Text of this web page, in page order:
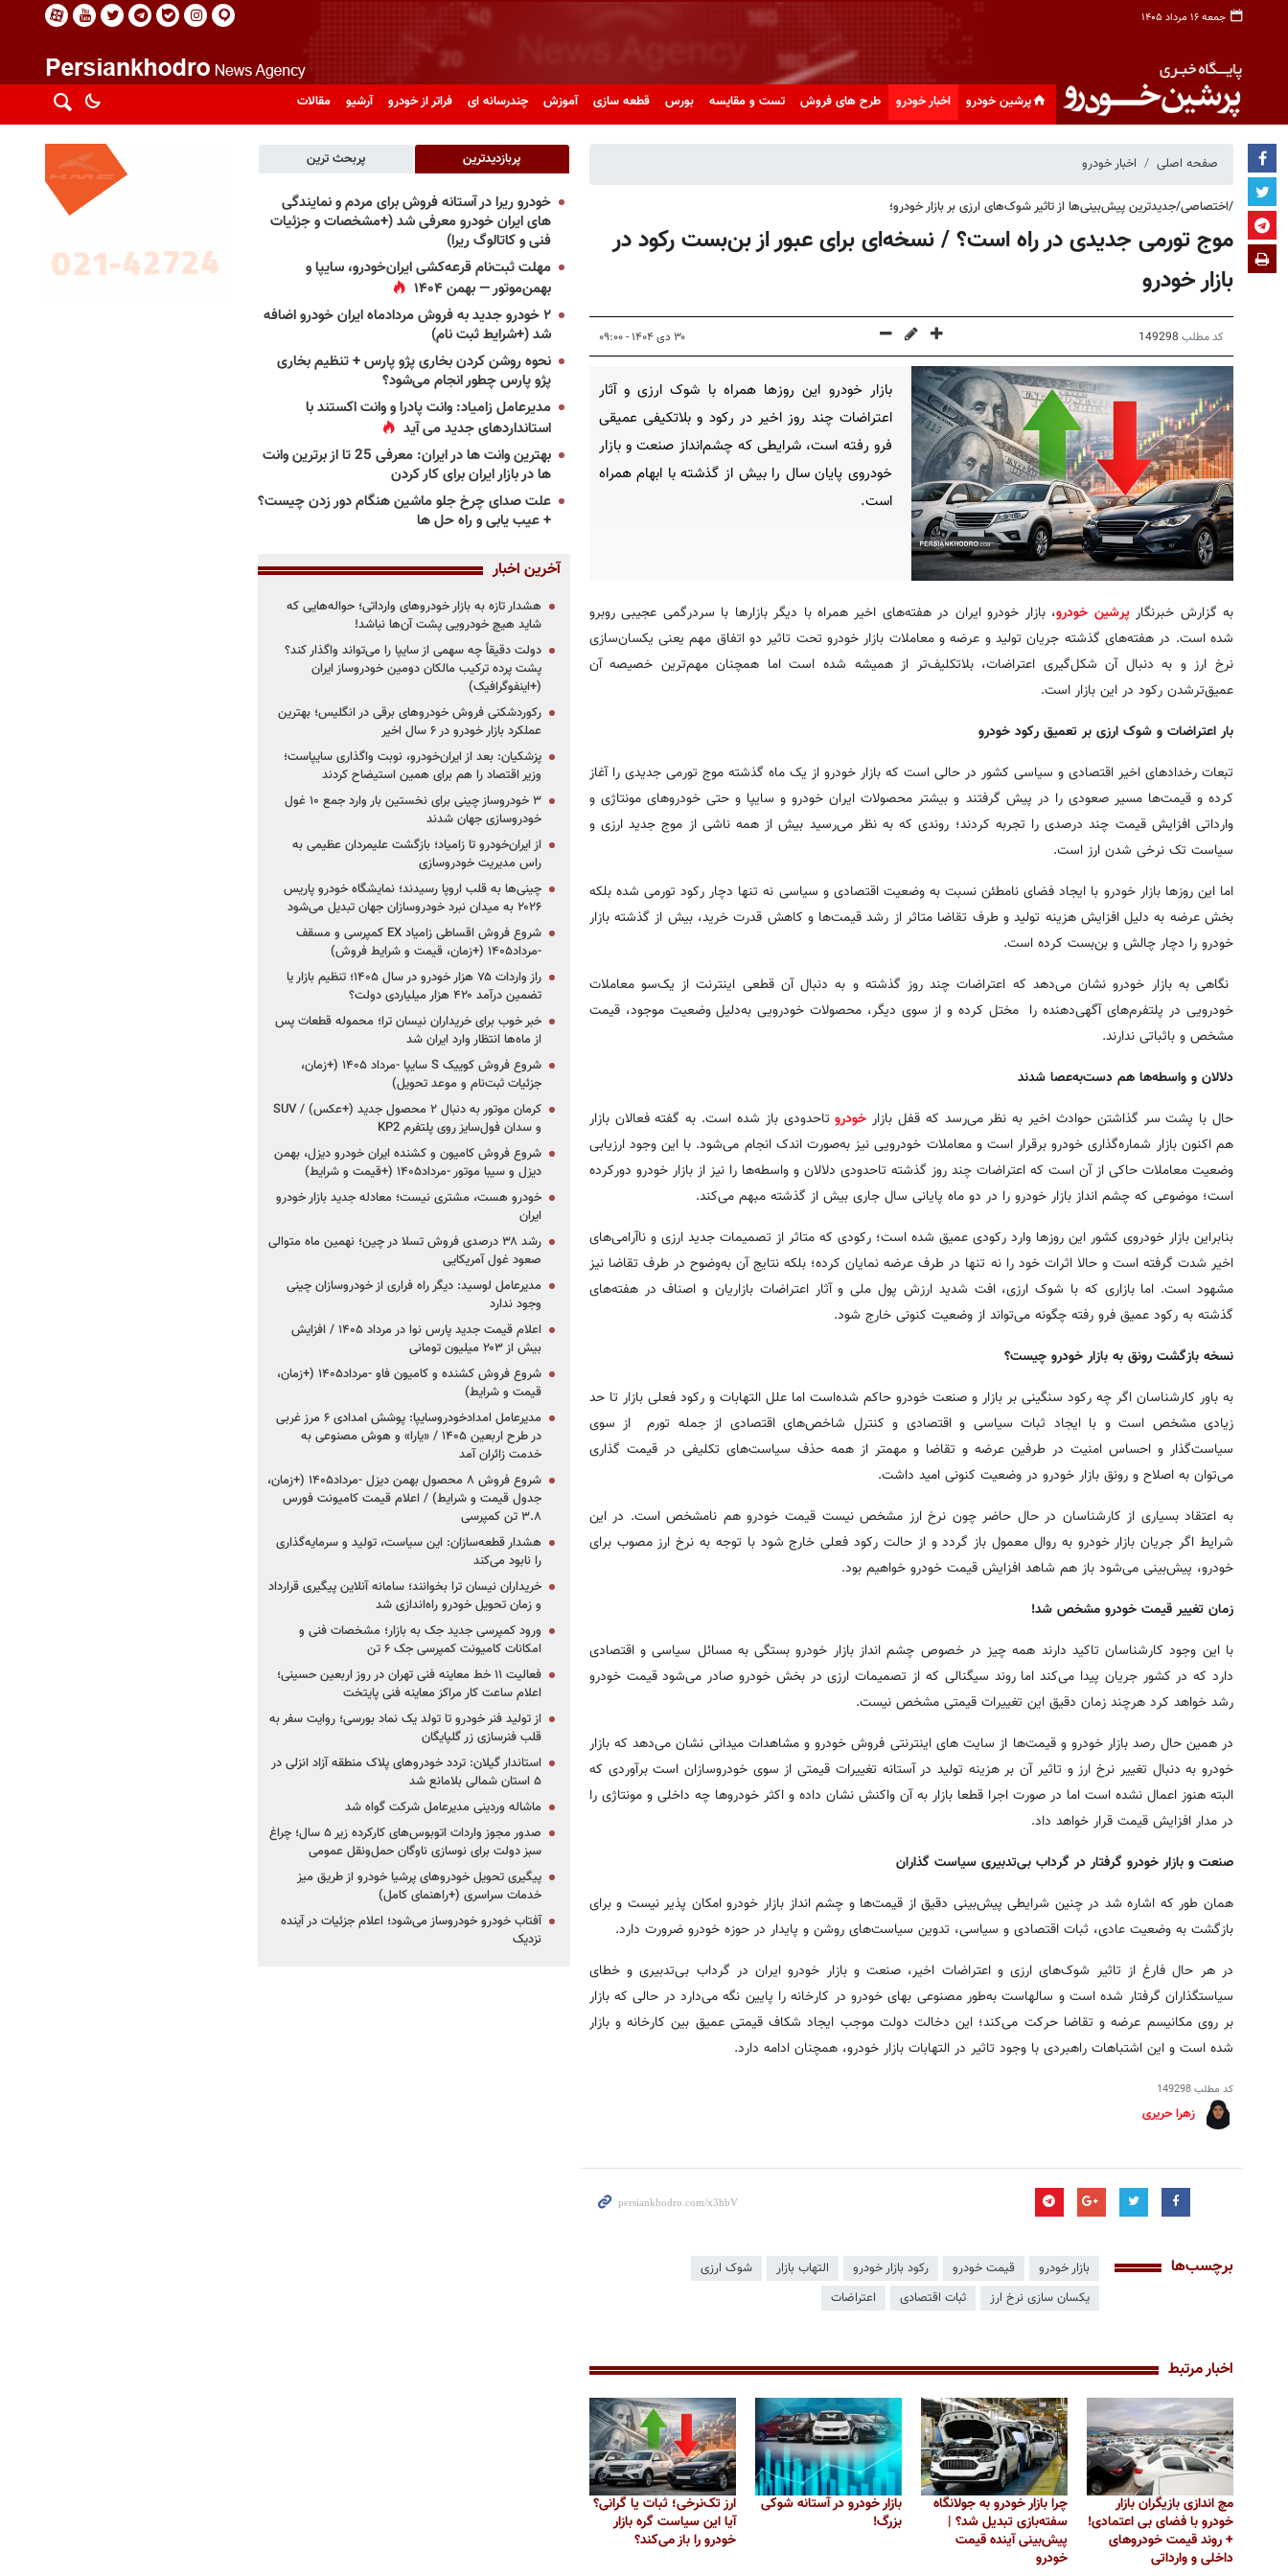
جمعه ۱۶ مرداد ۱۴۰۵
پرشین خودرو اخبار خودرو طرح های فروش تست و مقایسه بورس قطعه سازی آموزش چندرسانه ای فراتر از خودرو آرشیو مقالات
صفحه اصلی اخبار خودرو
/اختصاصی/جدیدترین پیش‌بینی‌ها از تاثیر شوک‌های ارزی بر بازار خودرو؛
موج تورمی جدیدی در راه است؟ / نسخه‌ای برای عبور از بن‌بست رکود در
بازار خودرو
کد مطلب 149298 ۳۰ دی ۱۴۰۴ - ۰۹:۰۰
بازار خودرو این روزها همراه با شوک ارزی و آثار
اعتراضات چند روز اخیر در رکود و بلاتکیفی عمیقی
فرو رفته است، شرایطی که چشم‌انداز صنعت و بازار
خودروی پایان سال‌ را بیش از گذشته با ابهام همراه
است.
به گزارش خبرنگارپرشین خودرو، بازار خودرو ایران در هفته‌های اخیر همراه با دیگر بازارها با سردرگمی عجیبی روبرو
شده ‌است. در هفته‌های گذشته جریان تولید و عرضه و معاملات بازار خودرو تحت‌ تاثیر دو اتفاق مهم یعنی یکسان‌سازی
نرخ ارز و به دنبال آن شکل‌گیری اعتراضات، بلاتکلیف‌تر از همیشه شده است اما همچنان مهم‌ترین خصیصه آن
عمیق‌ترشدن رکود در این بازار است.
بار اعتراضات و شوک ارزی بر تعمیق رکود خودرو
تبعات رخدادهای اخیر اقتصادی و سیاسی کشور در حالی است که بازار خودرو از یک ماه گذشته موج تورمی جدیدی را آغاز
کرده و قیمت‌ها ‌مسیر صعودی را در پیش گرفتند و بیشتر محصولات ایران خودرو و سایپا و حتی خودروهای مونتاژی و
وارداتی افزایش قیمت چند درصدی را تجربه کردند؛ روندی که به نظر می‌رسید بیش از همه ناشی از موج جدید ارزی و
سیاست تک نرخی شدن ارز است.
اما این روزها بازار خودرو با ایجاد فضای نامطئن نسبت به وضعیت اقتصادی و سیاسی نه تنها دچار رکود تورمی شده بلکه
بخش عرضه به دلیل افزایش هزینه تولید و طرف تقاضا متاثر از رشد قیمت‌ها و کاهش قدرت خرید، بیش از گذشته بازار
خودرو را دچار چالش و بن‌بست کرده است.
نگاهی به بازار خودرو نشان می‌دهد که اعتراضات چند روز گذشته و به دنبال آن قطعی اینترنت از یک‌سو معاملات
خودرویی در پلتفرم‌های آگهی‌دهنده را مختل‌ کرده و از سوی دیگر، محصولات خودرویی به‌دلیل وضعیت موجود، قیمت
مشخص و باثباتی ندارند.
دلالان و واسطه‌ها هم دست‌به‌عصا شدند
حال با پشت سر گذاشتن حوادث اخیر به نظر می‌رسد که قفل بازار خودروتاحدودی باز شده است. به گفته فعالان بازار
هم اکنون بازار شماره‌گذاری خودرو برقرار است و معاملات خودرویی نیز به‌صورت اندک انجام می‌شود. با این وجود ارزیابی
وضعیت معاملات حاکی از آن است که اعتراضات چند روز گذشته تاحدودی دلالان و واسطه‌ها را نیز از بازار خودرو دورکرده
است؛ موضوعی که چشم انداز بازار خودرو را در دو ماه پایانی سال جاری بیش از گذشته مبهم می‌کند.
بنابراین بازار خودروی کشور این روزها وارد رکودی عمیق شده است؛ رکودی که متاثر از تصمیمات جدید ارزی و ناآرامی‌های
اخیر شدت گرفته است و حالا اثرات خود را نه تنها در طرف عرضه نمایان کرده؛ بلکه نتایج آن به‌وضوح در طرف تقاضا نیز
مشهود است. اما بازاری که با شوک ارزی، افت شدید ارزش پول ملی و آثار اعتراضات بازاریان و اصناف در هفته‌های
گذشته به رکود عمیق فرو رفته چگونه می‌تواند از وضعیت کنونی خارج شود.
نسخه بازگشت رونق به بازار خودرو چیست؟
به باور کارشناسان اگر چه رکود سنگینی بر بازار و صنعت خودرو حاکم شده‌است اما علل التهابات و رکود فعلی بازار تا حد
زیادی مشخص است و با ایجاد ثبات سیاسی و اقتصادی و کنترل شاخص‌های اقتصادی از جمله تورم از سوی
سیاست‌گذار و احساس امنیت در طرفین عرضه و تقاضا و مهمتر از همه حذف سیاست‌های تکلیفی در قیمت گذاری
می‌توان به اصلاح و رونق بازار خودرو در وضعیت کنونی امید داشت.
به اعتقاد بسیاری از کارشناسان در حال حاضر چون‌ نرخ ارز مشخص نیست قیمت خودرو هم نامشخص است. در این
شرایط اگر جریان بازار خودرو به روال معمول باز گردد و از حالت رکود فعلی خارج شود با توجه به نرخ ارز مصوب برای
خودرو، پیش‌بینی می‌شود باز هم شاهد افزایش قیمت خودرو خواهیم بود.
زمان تغییر قیمت خودرو مشخص شد!
با این وجود کارشناسان تاکید دارند همه چیز در خصوص چشم انداز بازار خودرو بستگی به مسائل سیاسی و اقتصادی
دارد که در کشور جریان پیدا می‌کند اما روند سیگنالی که از تصمیمات ارزی در بخش خودرو صادر می‌شود قیمت خودرو
رشد خواهد کرد هرچند زمان دقیق این تغییرات قیمتی مشخص نیست.
در همین حال رصد بازار خودرو و قیمت‌ها از سایت های اینترنتی فروش خودرو و مشاهدات میدانی نشان می‌دهد که بازار
خودرو به دنبال تغییر نرخ ارز و تاثیر آن بر هزینه تولید در آستانه تغییرات قیمتی از سوی خودروسازان است برآوردی که
البته هنوز اعمال نشده است اما در صورت اجرا قطعا بازار به آن واکنش نشان داده و اکثر خودروها چه داخلی و مونتاژی را
در مدار افزایش قیمت قرار خواهد داد.
صنعت و بازار خودرو گرفتار در گرداب بی‌تدبیری سیاست گذاران
همان طور که اشاره شد در چنین شرایطی پیش‌بینی دقیق از قیمت‌ها و چشم انداز بازار خودرو امکان پذیر نیست و برای
بازگشت به وضعیت عادی، ثبات اقتصادی و سیاسی، تدوین سیاست‌های روشن و پایدار در حوزه خودرو ضرورت دارد.
در هر حال فارغ از تاثیر شوک‌های ارزی و اعتراضات اخیر، صنعت و بازار خودرو ایران در گرداب بی‌تدبیری و خطای
سیاستگذاران گرفتار شده است و سالهاست به‌طور مصنوعی بهای خودرو در کارخانه را پایین نگه می‌دارد در حالی که بازار
بر روی مکانیسم عرضه و تقاضا حرکت می‌کند؛ این دخالت دولت موجب ایجاد شکاف قیمتی عمیق بین کارخانه و بازار
شده است و این اشتباهات راهبردی با وجود تاثیر در التهابات بازار خودرو، همچنان ادامه دارد.
کد مطلب149298
زهرا حریری
برچسب‌ها بازار خودرو قیمت خودرو رکود بازار خودرو التهاب بازار
شوک ارزی
یکسان سازی نرخ ارز
ثبات اقتصادی اعتراضات
اخبار مرتبط
مچ اندازی بازیگران بازار
خودرو با فضای بی اعتمادی!
+ روند قیمت خودروهای
داخلی و وارداتی
چرا بازار خودرو به جولانگاه
سفته‌بازی تبدیل شد؟ |
پیش‌بینی آینده قیمت
خودرو
بازار خودرو در آستانه شوکی
بزرگ!
ارز تک‌نرخی؛ ثبات یا گرانی؟
آیا این سیاست گره بازار
خودرو را باز می‌کند؟
پربازدیدترین پربحث ترین
خودرو ریرا در آستانه فروش برای مردم و نمایندگی
های ایران خودرو معرفی شد (+مشخصات و جزئیات
فنی و کاتالوگ ریرا)
مهلت ثبت‌نام قرعه‌کشی ایران‌خودرو، سایپا و
بهمن‌موتور — بهمن ۱۴۰۴
۲ خودرو جدید به فروش مردادماه ایران خودرو اضافه
شد (+شرایط ثبت نام)
نحوه روشن کردن بخاری پژو پارس + تنظیم بخاری
پژو پارس چطور انجام می‌شود؟
مدیرعامل زامیاد: وانت پادرا و وانت اکستند با
استانداردهای جدید می آید
بهترین وانت ها در ایران: معرفی 25 تا از برترین وانت
ها در بازار ایران برای کار کردن
علت صدای چرخ جلو ماشین هنگام دور زدن چیست؟
+ عیب یابی و راه حل ها
آخرین اخبار
هشدار تازه به بازار خودروهای وارداتی؛ حواله‌هایی که
شاید هیچ خودرویی پشت آن‌ها نباشد!
دولت دقیقاً چه سهمی از سایپا را می‌تواند واگذار کند؟
پشت پرده ترکیب مالکان دومین خودروساز ایران
(+اینفوگرافیک)
رکوردشکنی فروش خودروهای برقی در انگلیس؛ بهترین
عملکرد بازار خودرو در ۶ سال اخیر
پزشکیان: بعد از ایران‌خودرو، نوبت واگذاری سایپاست؛
وزیر اقتصاد را هم برای همین استیضاح کردند
۳ خودروساز چینی برای نخستین بار وارد جمع ۱۰ غول
خودروسازی جهان شدند
از ایران‌خودرو تا زامیاد؛ بازگشت علیمردان عظیمی به
راس مدیریت خودروسازی
چینی‌ها به قلب اروپا رسیدند؛ نمایشگاه خودرو پاریس
۲۰۲۶ به میدان نبرد خودروسازان جهان تبدیل می‌شود
شروع فروش اقساطی زامیاد EX کمپرسی و مسقف
-مرداد۱۴۰۵ (+زمان، قیمت و شرایط فروش)
راز واردات ۷۵ هزار خودرو در سال ۱۴۰۵؛ تنظیم بازار یا
تضمین درآمد ۴۲۰ هزار میلیاردی دولت؟
خبر خوب برای خریداران نیسان ترا؛ محموله قطعات پس
از ماه‌ها انتظار وارد ایران شد
شروع فروش کوییک S سایپا -مرداد ۱۴۰۵ (+زمان،
جزئیات ثبت‌نام و موعد تحویل)
کرمان موتور به دنبال ۲ محصول جدید (+عکس) / SUV
و سدان فول‌سایز روی پلتفرم KP2
شروع فروش کامیون و کشنده ایران خودرو دیزل، بهمن
دیزل و سیبا موتور -مرداد۱۴۰۵ (+قیمت و شرایط)
خودرو هست، مشتری نیست؛ معادله جدید بازار خودرو
ایران
رشد ۳۸ درصدی فروش تسلا در چین؛ نهمین ماه متوالی
صعود غول آمریکایی
مدیرعامل لوسید: دیگر راه فراری از خودروسازان چینی
وجود ندارد
اعلام قیمت جدید پارس نوا در مرداد ۱۴۰۵ / افزایش
بیش از ۲۰۳ میلیون تومانی
شروع فروش کشنده و کامیون فاو -مرداد۱۴۰۵ (+زمان،
قیمت و شرایط)
مدیرعامل امدادخودروسایپا: پوشش امدادی ۶ مرز غربی
در طرح اربعین ۱۴۰۵ / «یارا» و هوش مصنوعی به
خدمت زائران آمد
شروع فروش ۸ محصول بهمن دیزل -مرداد۱۴۰۵ (+زمان،
جدول قیمت و شرایط) / اعلام قیمت کامیونت فورس
۳.۸ تن کمپرسی
هشدار قطعه‌سازان: این سیاست، تولید و سرمایه‌گذاری
را نابود می‌کند
خریداران نیسان ترا بخوانند؛ سامانه آنلاین پیگیری قرارداد
و زمان تحویل خودرو راه‌اندازی شد
ورود کمپرسی جدید جک به بازار؛ مشخصات فنی و
امکانات کامیونت کمپرسی جک ۶ تن
فعالیت ۱۱ خط معاینه فنی تهران در روز اربعین حسینی؛
اعلام ساعت کار مراکز معاینه فنی پایتخت
از تولید فنر خودرو تا تولد یک نماد بورسی؛ روایت سفر به
قلب فنرسازی زر گلپایگان
استاندار گیلان: تردد خودروهای پلاک منطقه آزاد انزلی در
۵ استان شمالی بلامانع شد
ماشاله وردینی مدیرعامل شرکت گواه شد
صدور مجوز واردات اتوبوس‌های کارکرده زیر ۵ سال؛ چراغ
سبز دولت برای نوسازی ناوگان حمل‌ونقل عمومی
پیگیری تحویل خودروهای پرشیا خودرو از طریق میز
خدمات سراسری (+راهنمای کامل)
آفتاب خودرو خودروساز می‌شود؛ اعلام جزئیات در آینده
نزدیک